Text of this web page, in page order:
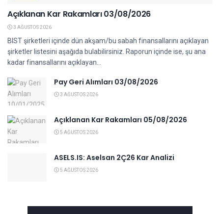
Açıklanan Kar Rakamları 03/08/2026
3 AĞUSTOS 2026
BIST şirketleri içinde dün akşam/bu sabah finansallarını açıklayan
şirketler listesini aşağıda bulabilirsiniz. Raporun içinde ise, şu ana
kadar finansallarını açıklayan...
Pay Geri Alımları 03/08/2026
3 AĞUSTOS 2026
Açıklanan Kar Rakamları 05/08/2026
5 AĞUSTOS 2026
ASELS.IS: Aselsan 2Ç26 Kar Analizi
5 AĞUSTOS 2026